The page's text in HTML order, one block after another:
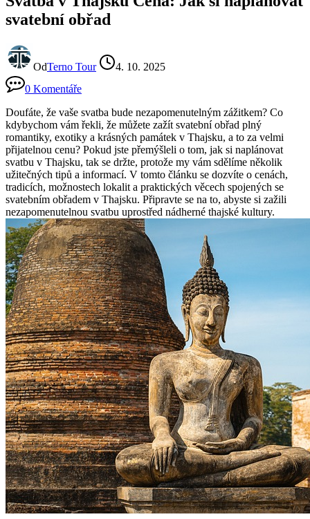
svatební obřad
OdTerno Tour
4. 10. 2025
0 Komentáře
Doufáte, že vaše svatba bude nezapomenutelným zážitkem? Co
kdybychom vám řekli, že můžete zažít svatební obřad plný
romantiky, exotiky a krásných památek v Thajsku, a to za velmi
přijatelnou cenu? Pokud jste přemýšleli o tom, jak si naplánovat
svatbu v Thajsku, tak se držte, protože my vám sdělíme několik
užitečných tipů a informací. V tomto článku se dozvíte o cenách,
tradicích, možnostech lokalit a praktických věcech spojených se
svatebním obřadem v Thajsku. Připravte se na to, abyste si zažili
nezapomenutelnou svatbu uprostřed nádherné thajské kultury.